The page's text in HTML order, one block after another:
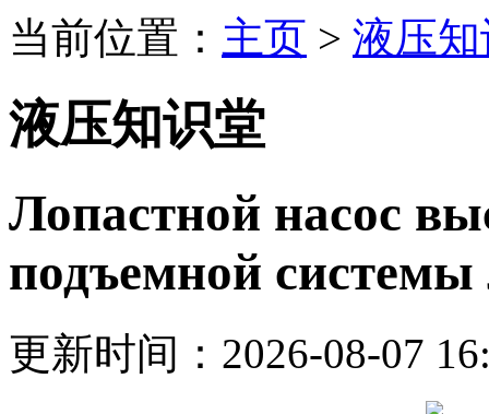
当前位置： 主页 > 液压
液压知识堂
Лопастной насос
подъемной
更新时间：2026-08-07